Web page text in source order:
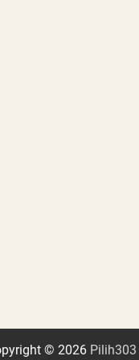
© 2026 Pilih303